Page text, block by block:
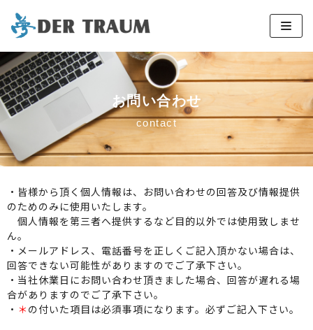
コ
ン
テ
ン
ツ
キ
ッ
プ
お問い合わせ
contact
・皆様から頂く個人情報は、お問い合わせの回答及び情報提供
のためのみに使用いたします。
個人情報を第三者へ提供するなど目的以外では使用致しませ
ん。
・メールアドレス、電話番号を正しくご記入頂かない場合は、
回答できない可能性がありますのでご了承下さい。
・当社休業日にお問い合わせ頂きました場合、回答が遅れる場
合がありますのでご了承下さい。
・ ＊ の付いた項目は必須事項になります。必ずご記入下さい。